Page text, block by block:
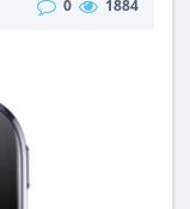
и романтизмом.
веслами на
залы этот
0 1884